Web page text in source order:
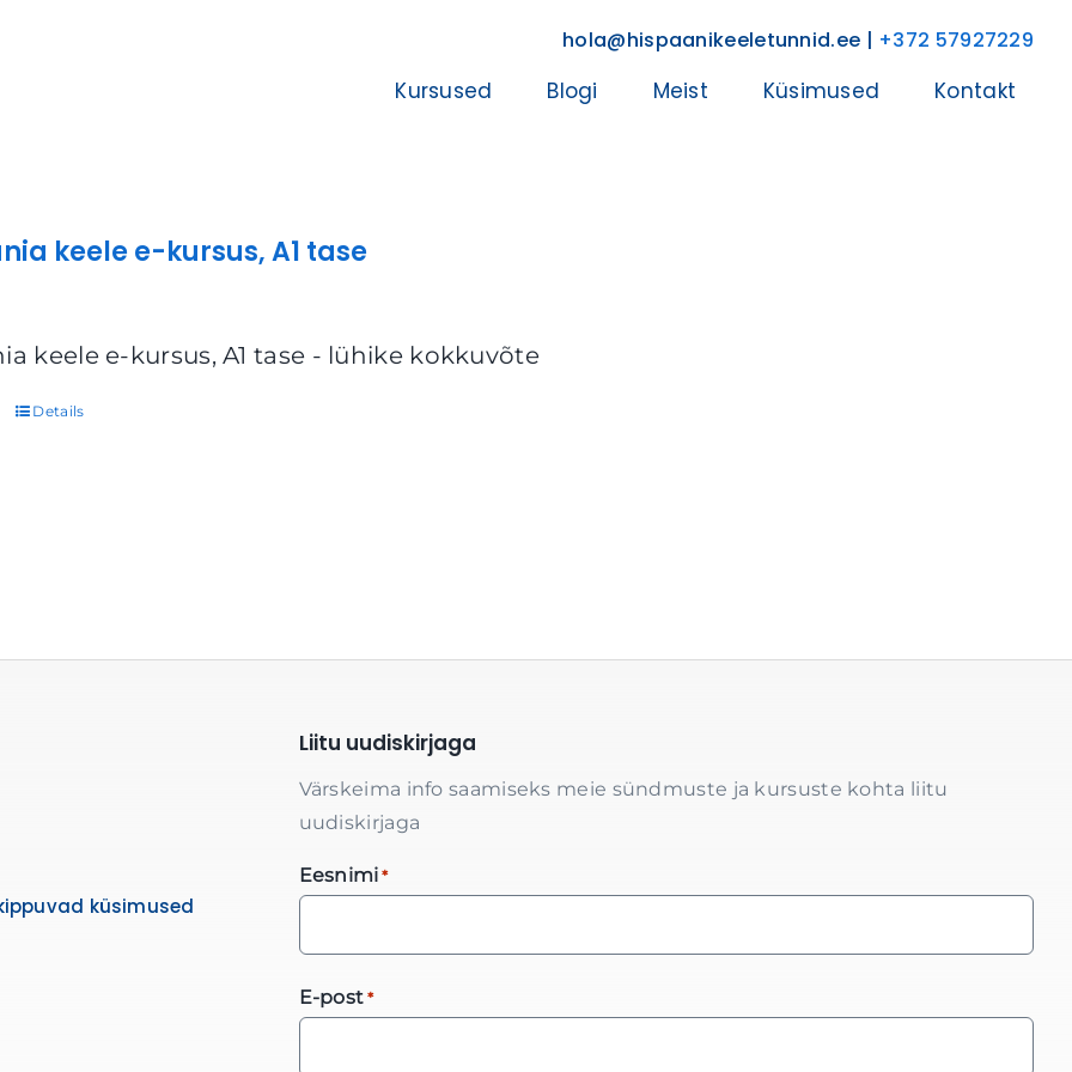
hola@hispaanikeeletunnid.ee | +372 57927229
Kursused Blogi Meist Küsimused Kontakt
keele e-kursus, A1 tase
keele e-kursus, A1 tase - lühike kokkuvõte
Details
küsimused
Liitu uudiskirjaga
Värskeima info saamiseks meie sündmuste ja kursuste kohta liitu
uudiskirjaga
Eesnimi *
E-post *